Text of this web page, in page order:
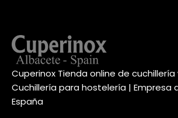
Cuperinox Tienda online de
Cuchillería para hostelería | Empresa
España